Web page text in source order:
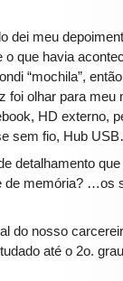
dei meu
o que havia
“mochila”,
foi olhar para
HD externo,
sem fio, Hub
detalhamento
de memória? …os
do nosso
até o 2o.